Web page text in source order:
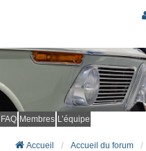
FAQ Membres L’équipe
Accueil Accueil du forum